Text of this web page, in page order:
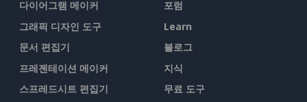
다이어그램 메이커
그래픽 디자인 도구
문서 편집기
프레젠테이션 메이커
스프레드시트 편집기
포럼
Learn
블로그
지식
무료 도구